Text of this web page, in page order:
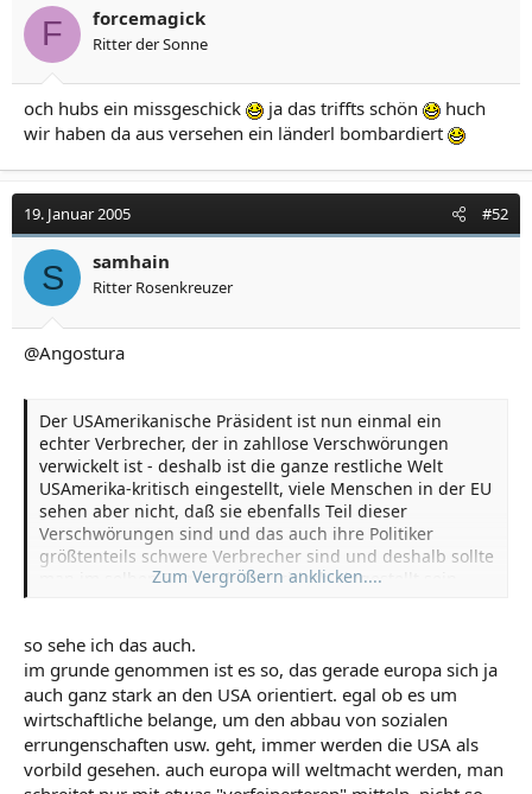
F forcemagick
Ritter der Sonne
och hubs ein missgeschick ja das triffts schön
huch
wir haben da aus versehen ein länderl bombardiert
19. Januar 2005 #52
S samhain
Ritter Rosenkreuzer
@Angostura
Der USAmerikanische Präsident ist nun einmal ein
echter Verbrecher, der in zahllose Verschwörungen
verwickelt ist - deshalb ist die ganze restliche Welt
USAmerika-kritisch eingestellt, viele Menschen in der EU
sehen aber nicht, daß sie ebenfalls Teil dieser
Verschwörungen sind und das auch ihre Politiker
größtenteils schwere Verbrecher sind und deshalb sollte
man im selben Zug auch EU-Kritisch eingestellt sein -
Zum Vergrößern anklicken....
so sehe ich das auch.
im grunde genommen ist es so, das gerade europa sich ja
auch ganz stark an den USA orientiert. egal ob es um
wirtschaftliche belange, um den abbau von sozialen
errungenschaften usw. geht, immer werden die USA als
vorbild gesehen. auch europa will weltmacht werden, man